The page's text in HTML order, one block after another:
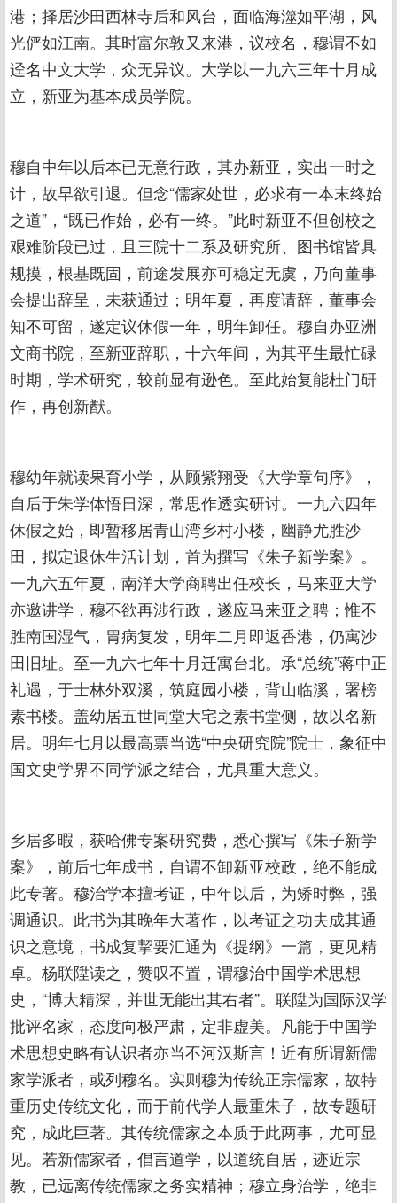
港；择居沙田西林寺后和风台，面临海澨如平湖，风
光俨如江南。其时富尔敦又来港，议校名，穆谓不如
迳名中文大学，众无异议。大学以一九六三年十月成
立，新亚为基本成员学院。
穆自中年以后本已无意行政，其办新亚，实出一时之
计，故早欲引退。但念“儒家处世，必求有一本末终始
之道”，“既已作始，必有一终。”此时新亚不但创校之
艰难阶段已过，且三院十二系及研究所、图书馆皆具
规摸，根基既固，前途发展亦可稳定无虞，乃向董事
会提出辞呈，未获通过；明年夏，再度请辞，董事会
知不可留，遂定议休假一年，明年卸任。穆自办亚洲
文商书院，至新亚辞职，十六年间，为其平生最忙碌
时期，学术研究，较前显有逊色。至此始复能杜门研
作，再创新猷。
穆幼年就读果育小学，从顾紫翔受《大学章句序》，
自后于朱学体悟日深，常思作透实研讨。一九六四年
休假之始，即暂移居青山湾乡村小楼，幽静尤胜沙
田，拟定退休生活计划，首为撰写《朱子新学案》。
一九六五年夏，南洋大学商聘出任校长，马来亚大学
亦邀讲学，穆不欲再涉行政，遂应马来亚之聘；惟不
胜南国湿气，胃病复发，明年二月即返香港，仍寓沙
田旧址。至一九六七年十月迁寓台北。承“总统”蒋中正
礼遇，于士林外双溪，筑庭园小楼，背山临溪，署榜
素书楼。盖幼居五世同堂大宅之素书堂侧，故以名新
居。明年七月以最高票当选“中央研究院”院士，象征中
国文史学界不同学派之结合，尤具重大意义。
乡居多暇，获哈佛专案研究费，悉心撰写《朱子新学
案》，前后七年成书，自谓不卸新亚校政，绝不能成
此专著。穆治学本擅考证，中年以后，为矫时弊，强
调通识。此书为其晚年大著作，以考证之功夫成其通
识之意境，书成复挈要汇通为《提纲》一篇，更见精
卓。杨联陞读之，赞叹不置，谓穆治中国学术思想
史，“博大精深，并世无能出其右者”。联陞为国际汉学
批评名家，态度向极严肃，定非虚美。凡能于中国学
术思想史略有认识者亦当不河汉斯言！近有所谓新儒
家学派者，或列穆名。实则穆为传统正宗儒家，故特
重历史传统文化，而于前代学人最重朱子，故专题研
究，成此巨著。其传统儒家之本质于此两事，尤可显
见。若新儒家者，倡言道学，以道统自居，迹近宗
教，已远离传统儒家之务实精神；穆立身治学，绝非